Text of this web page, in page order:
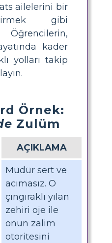
ailelerini bir
gibi
kader
yolları takip
Örnek:
Zulüm
AÇIKLAMA
Müdür sert ve
acımasız. O
çıngıraklı yılan
zehiri oje ile
onun zalim
otoritesini